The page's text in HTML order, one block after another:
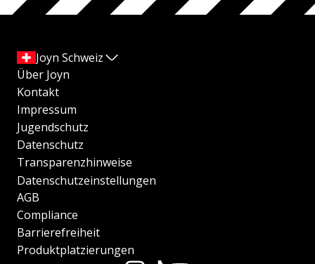
Joyn Schweiz
Über Joyn
Kontakt
Impressum
Jugendschutz
Datenschutz
Transparenzhinweise
Datenschutzeinstellungen
AGB
Compliance
Barrierefreiheit
Produktplatzierungen